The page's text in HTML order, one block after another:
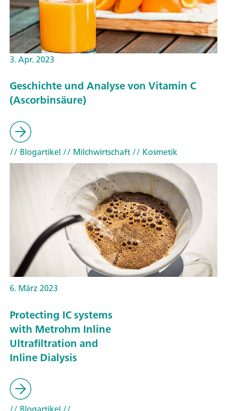
3. Apr. 2023
Geschichte und Analyse von Vitamin C
(Ascorbinsäure)
// Blogartikel // Milchwirtschaft// Kosmetik
6. März 2023
Protecting IC systems
with Metrohm Inline
Ultrafiltration and
Inline Dialysis